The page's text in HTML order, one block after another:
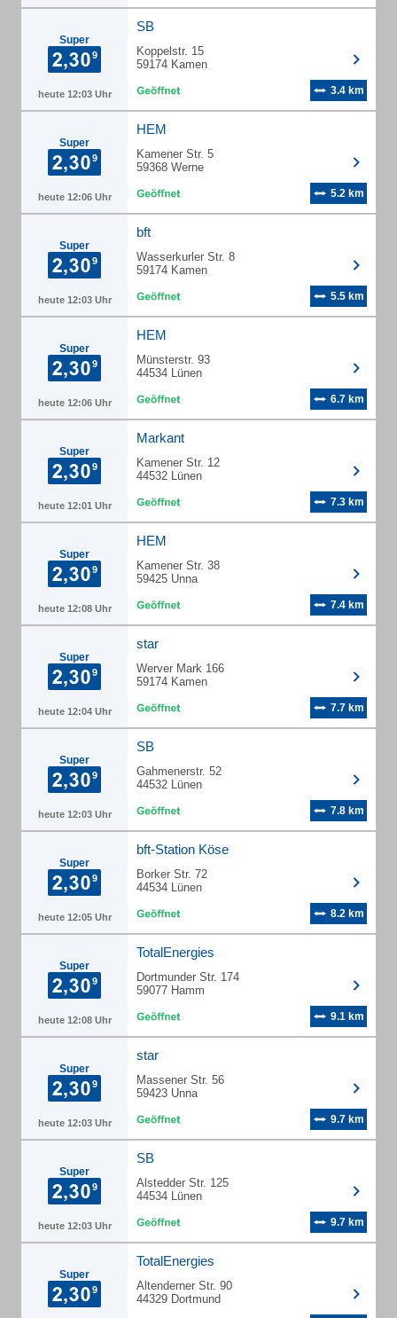
Super
heute 12:03 Uhr
SB
Koppelstr. 15
59174 Kamen
3.4 km
Super
heute 12:06 Uhr
HEM
Kamener Str. 5
59368 Werne
5.2 km
Super
heute 12:03 Uhr
bft
Wasserkurler Str. 8
59174 Kamen
5.5 km
Super
heute 12:06 Uhr
HEM
Münsterstr. 93
44534 Lünen
6.7 km
Super
heute 12:01 Uhr
Markant
Kamener Str. 12
44532 Lünen
7.3 km
Super
heute 12:08 Uhr
HEM
Kamener Str. 38
59425 Unna
7.4 km
Super
heute 12:04 Uhr
star
Werver Mark 166
59174 Kamen
7.7 km
Super
heute 12:03 Uhr
SB
Gahmenerstr. 52
44532 Lünen
7.8 km
Super
heute 12:05 Uhr
bft-Station Köse
Borker Str. 72
44534 Lünen
8.2 km
Super
heute 12:08 Uhr
TotalEnergies
Dortmunder Str. 174
59077 Hamm
9.1 km
Super
heute 12:03 Uhr
star
Massener Str. 56
59423 Unna
9.7 km
Super
heute 12:03 Uhr
SB
Alstedder Str. 125
44534 Lünen
9.7 km
Super
TotalEnergies
Altenderner Str. 90
44329 Dortmund